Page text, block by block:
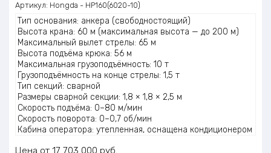
Артикул: Нongdа - НР160(6020-10)
Тип основания: анкера (свободностоящий)
Высота крана: 60 м (максимальная высота — до 200 м)
Максимальный вылет стрелы: 65 м
Высота подъёма крюка: 56 м
Максимальная грузоподъёмность: 10 т
Грузоподъёмность на конце стрелы: 1,5 т
Тип секций: сварной
Размеры сварной секции: 1,8 × 1,8 × 2,5 м
Скорость подъёма: 0–80 м/мин
Скорость поворота: 0–0,7 об/мин
Кабина оператора: утепленная, оснащена кондиционером
Цена 17 703 000 руб.